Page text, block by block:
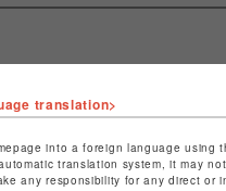
ショップ名
特定商取引法など法
translation>
into a foreign language using
translation system, it may
any responsibility for any direct or